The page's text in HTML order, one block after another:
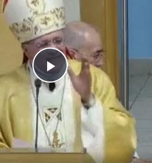
P
l
a